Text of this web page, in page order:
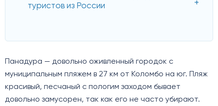
туристов из России
Панадура — довольно оживленный городок с
муниципальным пляжем в 27 км от Коломбо на юг. Пляж
красивый, песчаный с пологим заходом бывает
довольно замусорен, так как его не часто убирают.